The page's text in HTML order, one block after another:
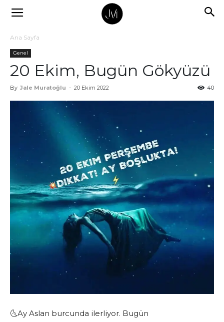
Ana Sayfa
Genel
20 Ekim, Bugün Gökyüzü
By Jale Muratoğlu - 20 Ekim 2022 40
🌜Ay Aslan burcunda ilerliyor. Bugün